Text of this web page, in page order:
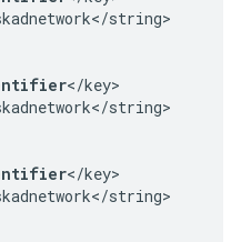
string>
</key>
string>
</key>
string>